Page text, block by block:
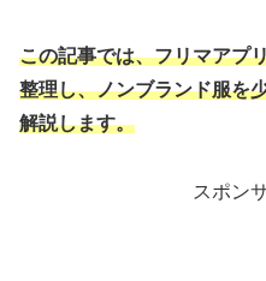
この記事では、フリマアプ
整理し、ノンブランド服を
解説します。
スポン